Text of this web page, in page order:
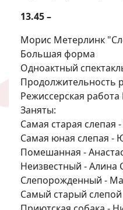
13.45 –
Морис Метерлинк
Большая форма
Одноактный
Продолжительность
Режиссерская
Заняты:
Самая старая слепая
Самая юная слепая -
Помешанная -
Неизвестный - Алина
Слепорожденный -
Самый старый слепой